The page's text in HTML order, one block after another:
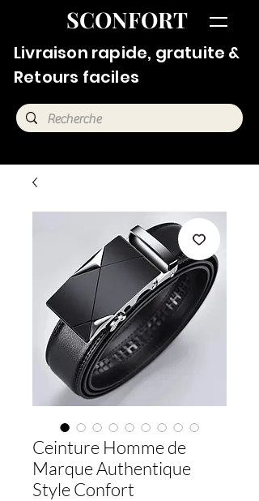
SCONFORT
Livraison rapide, gratuite &
Retours faciles
Ceinture Homme de
Marque Authentique
Style Confort